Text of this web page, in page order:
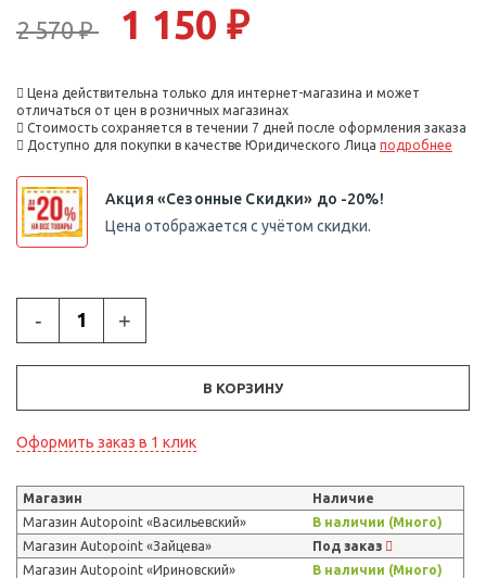
2 570 ₽ 1 150 ₽
Цена действительна только для интернет-магазина и может
отличаться от цен в розничных магазинах
Стоимость сохраняется в течении 7 дней после оформления заказа
Доступно для покупки в качестве Юридического Лица подробнее
Акция «Сезонные Скидки» до -20%!
Цена отображается с учётом скидки.
- +
В КОРЗИНУ
Оформить заказ в 1 клик
Магазин
Наличие
Магазин Autopoint «Васильевский»
В наличии (Много)
Магазин Autopoint «Зайцева»
Под заказ
Магазин Autopoint «Ириновский»
В наличии (Много)